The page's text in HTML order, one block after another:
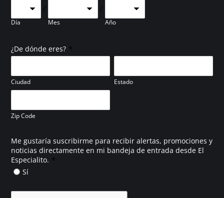
Día
/
Mes
/
Año
¿De dónde eres? *
Ciudad Estado
Zip Code
Me gustaría suscribirme para recibir alertas, promociones y
noticias directamente en mi bandeja de entrada desde El
Especialito. *
Sí